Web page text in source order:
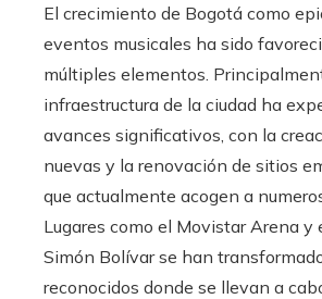
El crecimiento de Bogotá como
eventos musicales ha sido
múltiples elementos.
infraestructura de la ciudad ha
avances significativos, con la
nuevas y la renovación de sitios
que actualmente acogen a
Lugares como el Movistar Arena y
Simón Bolívar se han
reconocidos donde se llevan a